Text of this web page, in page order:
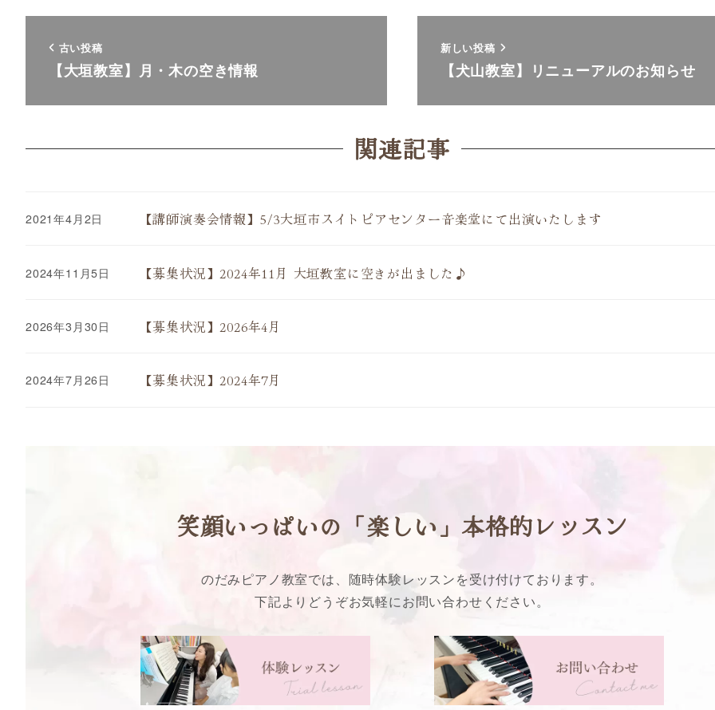
古い投稿
【大垣教室】月・木の空き情報
新しい投稿
【犬山教室】リニューアルのお知らせ
関連記事
【講師演奏会情報】5/3大垣市スイトピアセンター音楽堂にて出演いたします
2021年4月2日
【募集状況】2024年11月 大垣教室に空きが出ました♪
2024年11月5日
【募集状況】2026年4月
2026年3月30日
【募集状況】2024年7月
2024年7月26日
笑顔いっぱいの「楽しい」本格的レッスン
のだみピアノ教室では、随時体験レッスンを受け付けております。
下記よりどうぞお気軽にお問い合わせください。